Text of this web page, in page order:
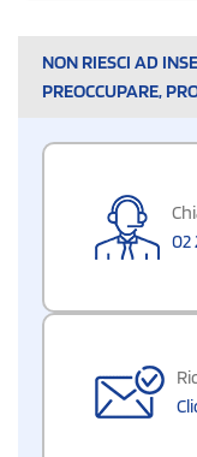
NON RIESCI AD
PREOCCUPARE,
02